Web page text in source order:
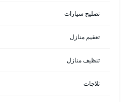
تصليح سيارات
تعقيم منازل
تنظيف منازل
ثلاجات